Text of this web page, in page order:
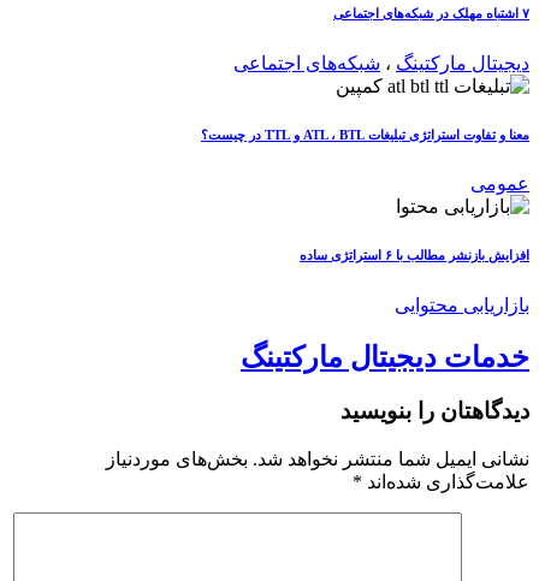
۷ اشتباه مهلک در شبکه‌های اجتماعی
دیجیتال مارکتینگ ، شبکه‌های اجتماعی
معنا و تفاوت استراتژی تبلیغات ATL ، BTL و TTL در چیست؟
عمومی
افزایش بازنشر مطالب با ۶ استراتژی ساده
بازاریابی محتوایی
خدمات دیجیتال مارکتینگ
دیدگاهتان را بنویسید
نشانی ایمیل شما منتشر نخواهد شد. بخش‌های موردنیاز
علامت‌گذاری شده‌اند *